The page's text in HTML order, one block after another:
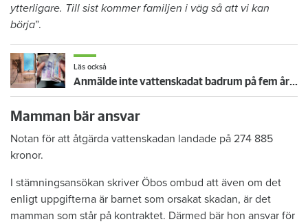
ytterligare. Till sist kommer familjen i väg så att vi kan
börja”.
Läs också
Anmälde inte vattenskadat badrum på fem år – krävs på 125 000 kronor
Mamman bär ansvar
Notan för att åtgärda vattenskadan landade på 274 885
kronor.
I stämningsansökan skriver Öbos ombud att även om det
enligt uppgifterna är barnet som orsakat skadan, är det
mamman som står på kontraktet. Därmed bär hon ansvar för